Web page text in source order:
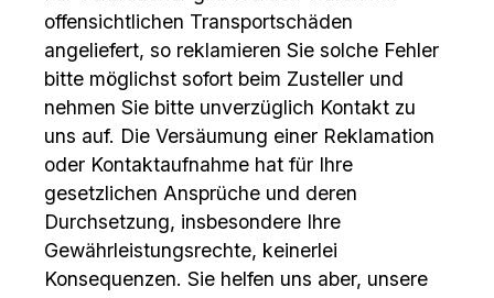
offensichtlichen Transportschäden
angeliefert, so reklamieren Sie solche Fehler
bitte möglichst sofort beim Zusteller und
nehmen Sie bitte unverzüglich Kontakt zu
uns auf. Die Versäumung einer Reklamation
oder Kontaktaufnahme hat für Ihre
gesetzlichen Ansprüche und deren
Durchsetzung, insbesondere Ihre
Gewährleistungsrechte, keinerlei
Konsequenzen. Sie helfen uns aber, unsere